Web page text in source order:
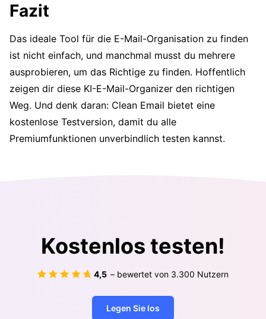
Fazit
Das ideale Tool für die E-Mail-Organisation zu finden
ist nicht einfach, und manchmal musst du mehrere
ausprobieren, um das Richtige zu finden. Hoffentlich
zeigen dir diese KI-E-Mail-Organizer den richtigen
Weg. Und denk daran: Clean Email bietet eine
kostenlose Testversion, damit du alle
Premiumfunktionen unverbindlich testen kannst.
Kostenlos testen!
4,5 – bewertet von 3.300 Nutzern
Legen Sie los